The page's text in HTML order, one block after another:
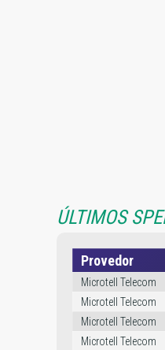
ÚLTIMOS
Provedor
Microtell Telecom
Microtell Telecom
Microtell Telecom
Microtell Telecom